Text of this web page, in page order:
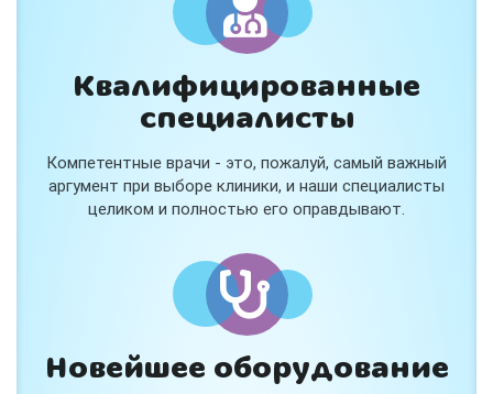
Квалифицированные
специалисты
Компетентные врачи - это, пожалуй, самый важный
аргумент при выборе клиники, и наши специалисты
целиком и полностью его оправдывают.
Новейшее оборудование
Консультация ортопеда +
тейпирование за 1 приём
Вас или вашего ребёнка беспокоят:
- боли в спине, шее, коленях или ногах?
- дискомфорт после спорта и нагрузок?
В «Медлэнд» принимает известный ортопед-
травматолог Шехмаметьев Али Зарефуллович
В прием входит:
✔️ Осмотр и консультация врача
✔️ Рекомендации по вашей ситуации
✔️Тейпирование